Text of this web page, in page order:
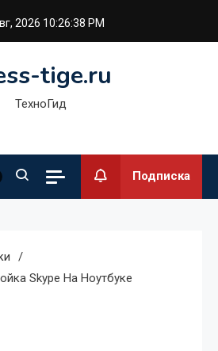
2026 10:26:39 PM
tige.ru
ТехноГид
Подписка
Skype На Ноутбуке